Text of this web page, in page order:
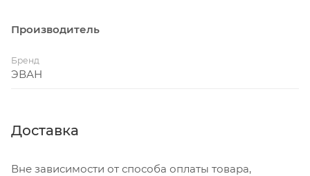
Производитель
Бренд
ЭВАН
Доставка
Вне зависимости от способа оплаты товара,